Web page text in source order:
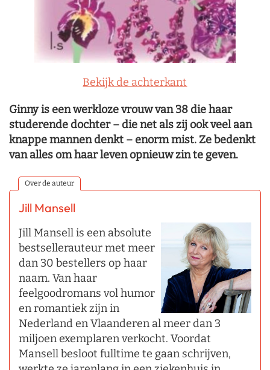
Bekijk de achterkant
Ginny is een werkloze vrouw van 38 die haar
studerende dochter – die net als zij ook veel aan
knappe mannen denkt – enorm mist. Ze bedenkt
van alles om haar leven opnieuw zin te geven.
Over de auteur
Jill Mansell
Jill Mansell is een absolute
bestsellerauteur met meer
dan 30 bestellers op haar
naam. Van haar
feelgoodromans vol humor
en romantiek zijn in
Nederland en Vlaanderen al meer dan 3
miljoen exemplaren verkocht. Voordat
Mansell besloot fulltime te gaan schrijven,